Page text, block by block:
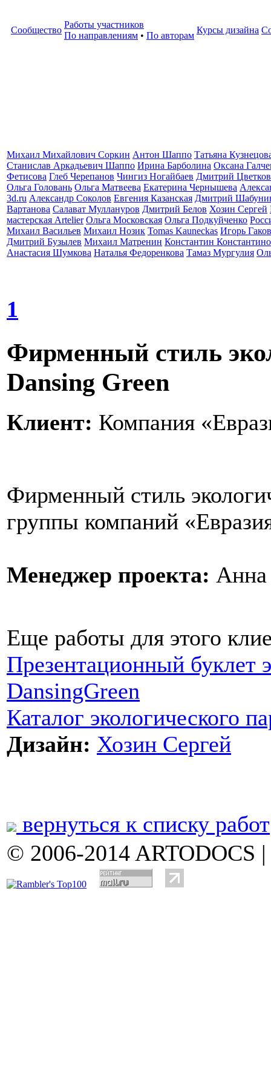
Сообщество
Работы участников
По направлениям • По авторам
Курсы дизайна
Михаил Михайлович Соркин Антон Шаппо Татьяна
Станислав Аркадьевич Шаппо Ирина Барболина Оксана
Фетисова Глеб Черепанов Чингиз Ногайбаев Дмитрий Цветков
Ольга Головань Ольга Матвеева Екатерина Чернышева
3d.ru Александр Соколов Евгения Казанская Дмитрий
Вартанова Салават Муллануров Дмитрий Белов Хозин Сергей
мастерская Artelier Ольга Московская Ольга Подкуйченко
Михаил Васильев Михаил Нозик Tomas Kauneckas Игорь Гаков
Дмитрий Бузылев Михаил Матренин Константин
Анастасия Шумкова Наталья Федоренкова Тамаз Мургулия
1
Фирменный стиль
Dansing Green
Клиент: Компания
Фирменный стиль
группы компаний
Менеджер проекта: Анна
Еще работы для этого
Презентационный буклет
DansingGreen
Каталог экологического
Дизайн: Хозин Сергей
вернуться к списку работ
© 2006-2014 ARTODOCS